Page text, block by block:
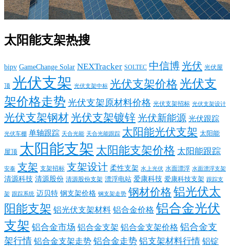
太阳能支架热搜
bipv GameChange Solar NEXTracker SOLTEC 中信博光伏 光伏屋
顶 光伏支架 光伏支架中标 光伏支架价格 光伏支
架价格走势 光伏支架原材料价格 光伏支架招标 光伏支架设计
光伏支架钢材光伏支架镀锌光伏新能源 光伏跟踪
光伏车棚 单轴跟踪 天合光能 天合光能跟踪 太阳能光伏支架 太阳能
屋顶 太阳能支架 太阳能支架价格 太阳能跟踪
安泰 支架 支架招标 支架设计 柔性支架 水上光伏 水面漂浮 水面漂浮支架
清源科技 清源股份 清源股份支架 漂浮电站 爱康科技 爱康科技支架 跟踪支
架 跟踪系统 迈贝特 钢支架价格 钢支架走势 钢材价格 铝光伏太
阳能支架 铝光伏支架材料 铝合金价格 铝合金光伏
支架 铝合金市场 铝合金支架 铝合金支架价格 铝合金支
架行情 铝合金支架走势 铝合金走势 铝支架材料行情 铝锭